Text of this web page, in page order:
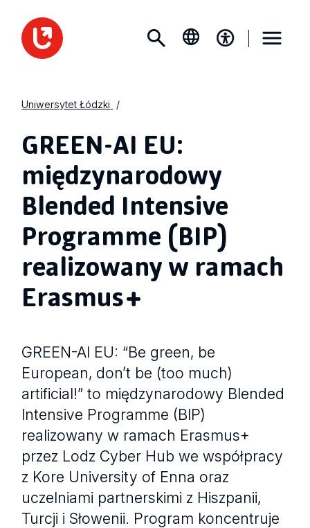
Uniwersytet Łódzki
GREEN-AI EU:
międzynarodowy
Blended Intensive
Programme (BIP)
realizowany w ramach
Erasmus+
GREEN-AI EU: “Be green, be
European, don’t be (too much)
artificial!” to międzynarodowy Blended
Intensive Programme (BIP)
realizowany w ramach Erasmus+
przez Lodz Cyber Hub we współpracy
z Kore University of Enna oraz
uczelniami partnerskimi z Hiszpanii,
Turcji i Słowenii. Program koncentruje